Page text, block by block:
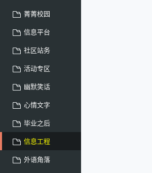
菁菁校园
信息平台
社区站务
活动专区
幽默笑话
心情文字
毕业之后
信息工程
外语角落